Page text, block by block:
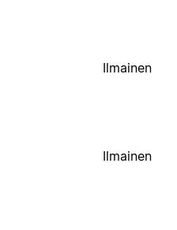
Ilmainen
Ilmainen